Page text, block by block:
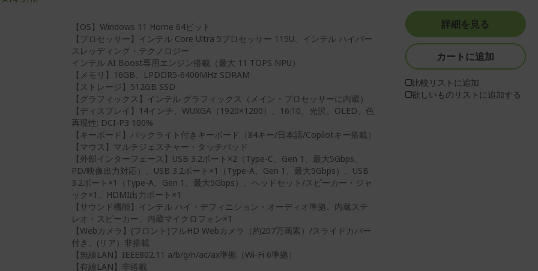
【OS】Windows 11 Home 64ビット
【プロセッサー】インテル Core Ultra 5プロセッサー 115U、インテル ハイパー
スレッディング・テクノロジー
インテル AI Boost専用エンジン搭載（最大 11 TOPS NPU）
【メモリ】16GB、LPDDR5-6400MHz SDRAM
【ストレージ】512GB SSD
【グラフィックス】インテル グラフィックス（メイン・プロセッサーに内蔵）
【ディスプレイ】14インチ、WUXGA（1920×1200）、16:10、光沢、OLED、色
再現性: DCI-P3 100%
【キーボード】バックライト付きキーボード（84キー/日本語/Copilotキー搭載）
【マウス】マルチジェスチャー・タッチパッド
【外部インターフェース】USB 3.2ポート×2（Type-C、Gen 1、最大5Gbps、
PD/映像出力対応）、USB 3.2ポート×1（Type-A、Gen 1、最大5Gbps）、USB
3.2ポート×1（Type-A、Gen 1、最大5Gbps）、ヘッドセット/スピーカー・ジャ
ック×1、HDMI出力ポート×1
【サウンド機能】インテル ハイ・デフィニション・オーディオ準拠、内蔵ステ
レオ・スピーカー、内蔵マイクロフォン×1
【Webカメラ】(フロント)フルHD Webカメラ（約207万画素）/スライドカバー
付き、(リア）非搭載
【無線LAN】IEEE802.11 a/b/g/n/ac/ax準拠（Wi-Fi 6準拠）
【有線LAN】非搭載
詳細を見る
カートに追加
比較リストに追加
欲しいものリストに追加する